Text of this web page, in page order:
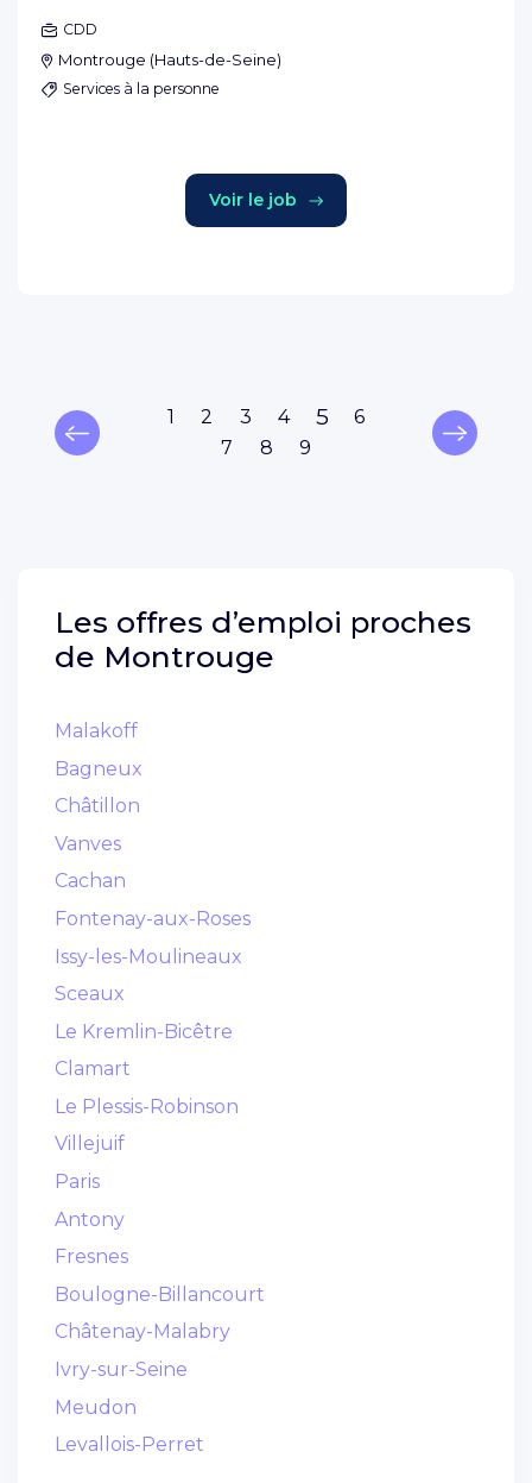
CDD
Montrouge (Hauts-de-Seine)
Services à la personne
Voir le job
1 2 3 4 5
6
7
8 9
Les offres d’emploi proches
de Montrouge
Malakoff
Bagneux
Châtillon
Vanves
Cachan
Fontenay-aux-Roses
Issy-les-Moulineaux
Sceaux
Le Kremlin-Bicêtre
Clamart
Le Plessis-Robinson
Villejuif
Paris
Antony
Fresnes
Boulogne-Billancourt
Châtenay-Malabry
Ivry-sur-Seine
Meudon
Levallois-Perret